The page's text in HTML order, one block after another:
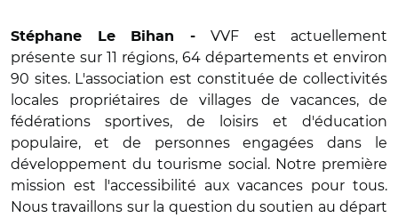
Stéphane Le Bihan - VVF est actuellement
présente sur 11 régions, 64 départements et environ
90 sites. L'association est constituée de collectivités
locales propriétaires de villages de vacances, de
fédérations sportives, de loisirs et d'éducation
populaire, et de personnes engagées dans le
développement du tourisme social. Notre première
mission est l'accessibilité aux vacances pour tous.
Nous travaillons sur la question du soutien au départ